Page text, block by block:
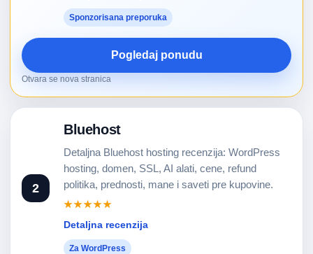
Sponzorisana preporuka
Pogledaj ponudu
Otvara se nova stranica
2
Bluehost
Detaljna Bluehost hosting recenzija: WordPress
hosting, domen, SSL, AI alati, cene, refund
politika, prednosti, mane i saveti pre kupovine.
★★★★★
Detaljna recenzija
Za WordPress